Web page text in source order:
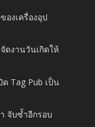
องเครื่องอุป
ดงานวันเกิดให้
Tag Pub เป็น
จับซ้ำอีกรอบ